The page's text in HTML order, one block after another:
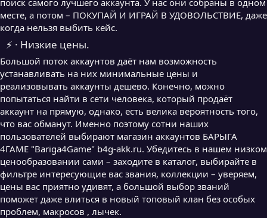
поиск самого лучшего аккаунта. У нас они собраны в одном
месте, а потом – ПОКУПАЙ И ИГРАЙ В УДОВОЛЬСТВИЕ, даже
когда нельзя выбить кейс.
⚡ · Низкие цены.
Большой поток аккаунтов даёт нам возможность
устанавливать на них минимальные цены и
реализовывать аккаунты дешево. Конечно, можно
попытаться найти в сети человека, который продаёт
аккаунт на прямую, однако, есть велика вероятность того,
что вас обманут. Именно поэтому сотни наших
пользователей выбирают магазин аккаунтов БАРЫГА
4ГАМЕ "Bariga4Game" b4g-akk.ru. Убедитесь в нашем низком
ценообразовании сами – заходите в каталог, выбирайте в
фильтре интересующие вас звания, коллекции – уверяем,
цены вас приятно удивят, а большой выбор званий
поможет даже влиться в новый топовый клан без особых
проблем, макросов , лычек.